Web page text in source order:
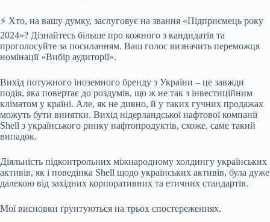
⚡️ Хто, на вашу думку, заслуговує на звання «Підприємець року
2024»? Дізнайтесь більше про кожного з кандидатів та
проголосуйте за посиланням. Ваш голос визначить переможця
номінації «Вибір аудиторії».
Вихід потужного іноземного бренду з України – це завжди
подія, яка повертає до роздумів, що ж не так з інвестиційним
кліматом у країні. Але, як не дивно, й у таких гучних продажах
можуть бути винятки. Вихід нідерландської нафтової компанії
Shell з українського ринку нафтопродуктів, схоже, саме такий
випадок.
Діяльність підконтрольних міжнародному холдингу українських
активів, як і поведінка Shell щодо українських активів, була дуже
далекою від західних корпоративних та етичних стандартів.
Мої висновки ґрунтуються на трьох спостереженнях.